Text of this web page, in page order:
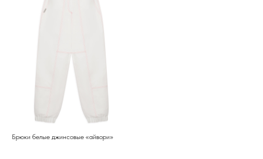
Брюки белые джинсовые «айвори»